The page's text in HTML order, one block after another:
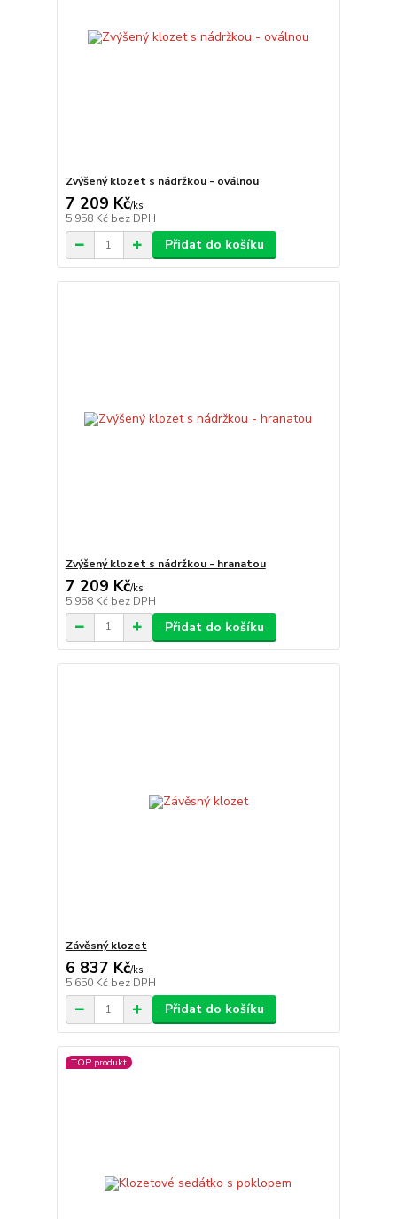
Zvýšený klozet s nádržkou - oválnou
7 209 Kč/ks
5 958 Kč bez DPH
Přidat do košíku
Zvýšený klozet s nádržkou - hranatou
7 209 Kč/ks
5 958 Kč bez DPH
Přidat do košíku
Závěsný klozet
6 837 Kč/ks
5 650 Kč bez DPH
Přidat do košíku
TOP produkt